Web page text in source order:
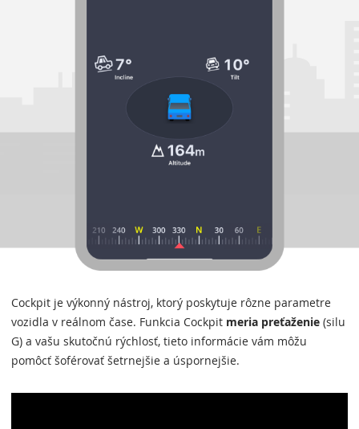
Cockpit je výkonný nástroj, ktorý poskytuje rôzne parametre
vozidla v reálnom čase. Funkcia Cockpit meria preťaženie (silu
G) a vašu skutočnú rýchlosť, tieto informácie vám môžu
pomôcť šoférovať šetrnejšie a úspornejšie.